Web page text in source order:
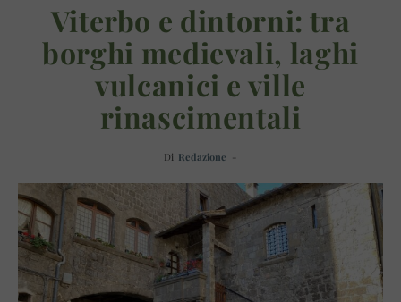
Viterbo e dintorni: tra
borghi medievali, laghi
vulcanici e ville
rinascimentali
Di Redazione -